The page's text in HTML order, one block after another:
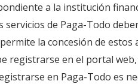
a la institución
servicios de Paga-Todo
la concesión de
registrarse en el portal
en Paga-Todo es